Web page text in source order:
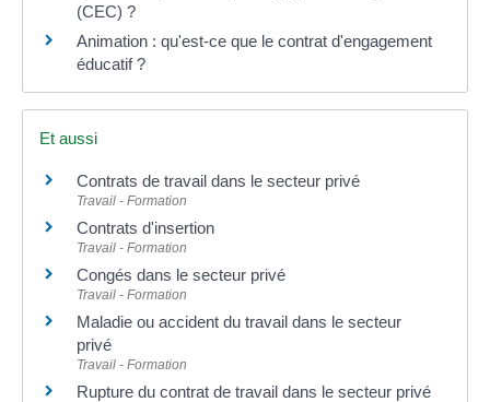
(CEC) ?
Animation : qu'est-ce que le contrat d'engagement
éducatif ?
Et aussi
Contrats de travail dans le secteur privé
Travail - Formation
Contrats d'insertion
Travail - Formation
Congés dans le secteur privé
Travail - Formation
Maladie ou accident du travail dans le secteur
privé
Travail - Formation
Rupture du contrat de travail dans le secteur privé